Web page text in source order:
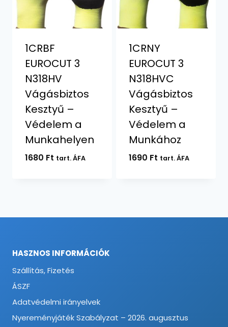
1CRBF
EUROCUT 3
N318HV
Vágásbiztos
Kesztyű –
Védelem a
Munkahelyen
1680 Ft tart. ÁFA
1CRNY
EUROCUT 3
N318HVC
Vágásbiztos
Kesztyű –
Védelem a
Munkához
1690 Ft tart. ÁFA
HASZNOS INFORMÁCIÓK
Szállítás, Fizetés
ÁSZF
Adatvédelmi irányelvek
Nyereményjáték Szabályzat – 2026. augusztus